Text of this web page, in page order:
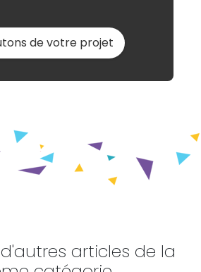
de votre projet
articles de la